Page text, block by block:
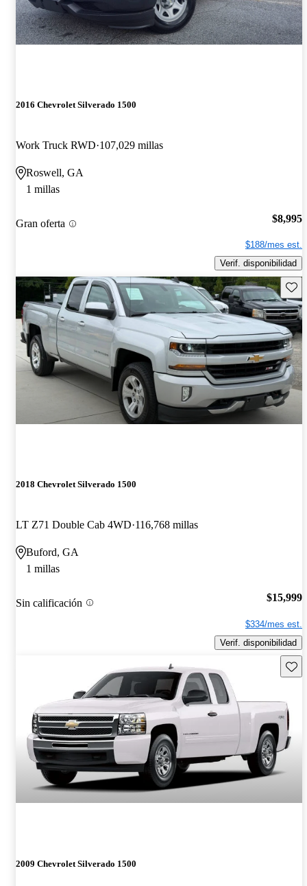
2016 Chevrolet Silverado 1500
Work Truck RWD 107,029 millas
Roswell, GA
1 millas
Gran oferta $8,995
$188/mes est.
Verif. disponibilidad
2018 Chevrolet Silverado 1500
LT Z71 Double Cab 4WD 116,768 millas
Buford, GA
1 millas
Sin calificación $15,999
$334/mes est.
Verif. disponibilidad
2009 Chevrolet Silverado 1500